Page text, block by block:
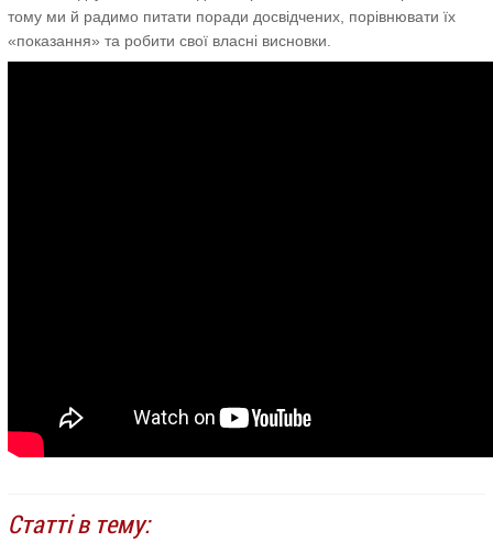
тому ми й радимо питати поради досвідчених, порівнювати їх
«показання» та робити свої власні висновки.
Статті в тему: